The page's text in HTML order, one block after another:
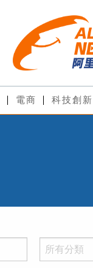
電商 科技創新